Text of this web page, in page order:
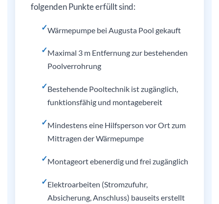
folgenden Punkte erfüllt sind:
✓Wärmepumpe bei Augusta Pool gekauft
✓Maximal 3 m Entfernung zur bestehenden
Poolverrohrung
✓Bestehende Pooltechnik ist zugänglich,
funktionsfähig und montagebereit
✓Mindestens eine Hilfsperson vor Ort zum
Mittragen der Wärmepumpe
✓Montageort ebenerdig und frei zugänglich
✓Elektroarbeiten (Stromzufuhr,
Absicherung, Anschluss) bauseits erstellt